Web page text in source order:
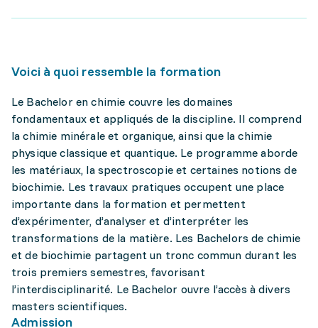
Voici à quoi ressemble la formation
Le Bachelor en chimie couvre les domaines
fondamentaux et appliqués de la discipline. Il comprend
la chimie minérale et organique, ainsi que la chimie
physique classique et quantique. Le programme aborde
les matériaux, la spectroscopie et certaines notions de
biochimie. Les travaux pratiques occupent une place
importante dans la formation et permettent
d’expérimenter, d’analyser et d’interpréter les
transformations de la matière. Les Bachelors de chimie
et de biochimie partagent un tronc commun durant les
trois premiers semestres, favorisant
l’interdisciplinarité. Le Bachelor ouvre l’accès à divers
masters scientifiques.
Admission